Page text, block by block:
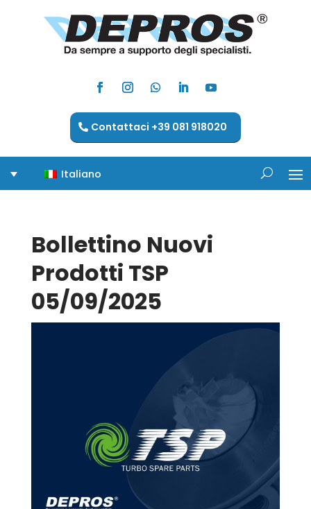
Contattaci +39 081 918020
Italiano
Bollettino Nuovi
Prodotti TSP
05/09/2025